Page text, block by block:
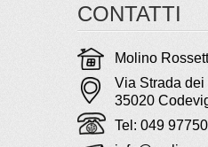
CONTATTI
Molino
Via Strada
35020
Tel: 049